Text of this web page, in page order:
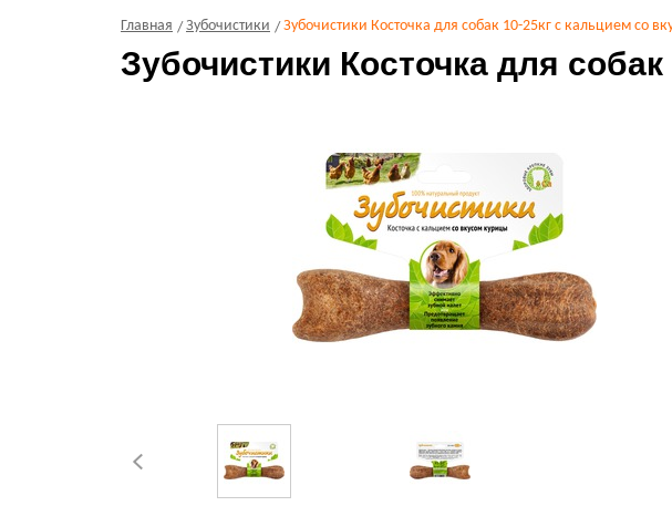
Главная Зубочистики Зубочистики Косточка для собак 10-25кг с кальцием со
Зубочистики Косточка для